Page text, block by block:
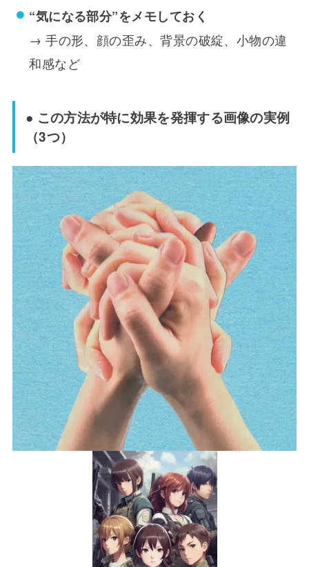
“気になる部分”をメモしておく
→ 手の形、顔の歪み、背景の破綻、小物の違
和感など
● この方法が特に効果を発揮する画像の実例
（3つ）